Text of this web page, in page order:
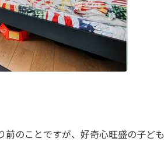
のことですが、好奇心旺盛の子ども